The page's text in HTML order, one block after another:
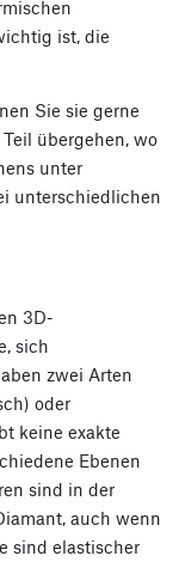
ist, die
Sie sie gerne
übergehen, wo
unter
unterschiedlichen
3D-
sich
zwei Arten
oder
keine exakte
Ebenen
sind in der
auch wenn
sind elastischer